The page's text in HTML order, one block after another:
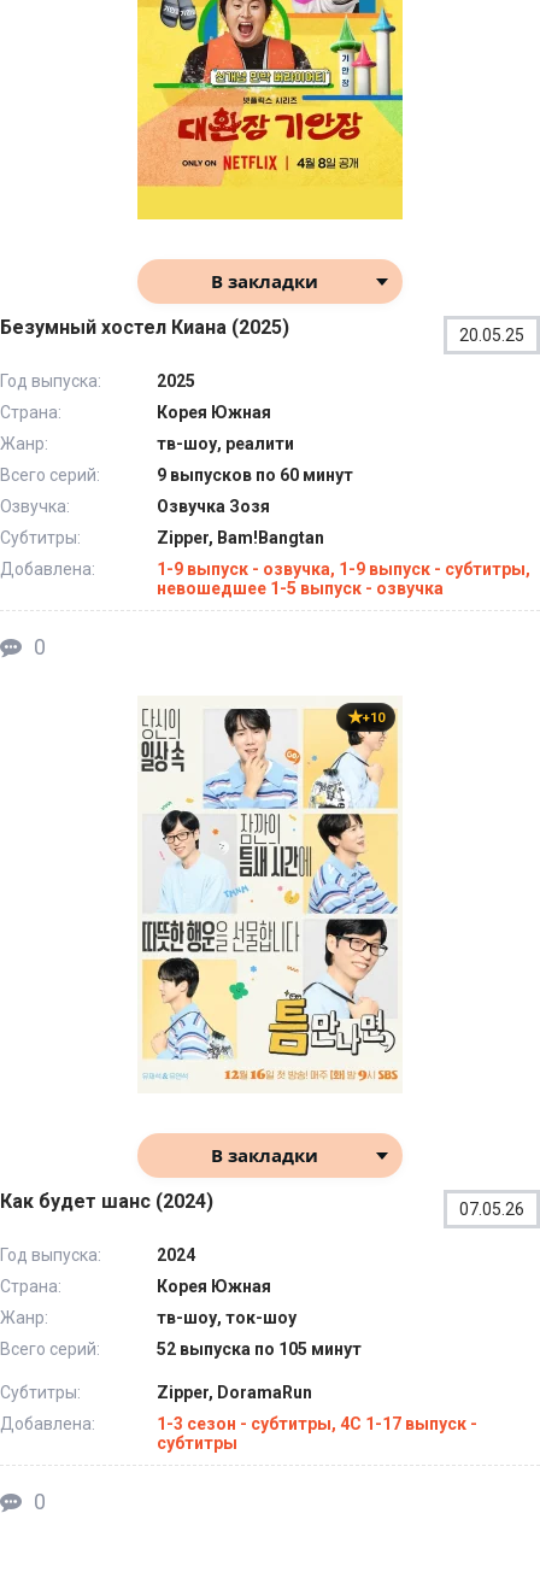
В закладки
Безумный хостел Киана (2025) 20.05.25
Год выпуска:
2025
Страна:
Корея Южная
Жанр:
тв-шоу, реалити
Всего серий:
9 выпусков по 60 минут
Озвучка:
Озвучка Зозя
Субтитры:
Zipper, Bam!Bangtan
Добавлена:
1-9 выпуск - озвучка, 1-9 выпуск - субтитры,
невошедшее 1-5 выпуск - озвучка
0
+10
В закладки
Как будет шанс (2024) 07.05.26
Год выпуска:
2024
Страна:
Корея Южная
Жанр:
тв-шоу, ток-шоу
Всего серий:
52 выпуска по 105 минут
Субтитры:
Zipper, DoramaRun
Добавлена:
1-3 сезон - субтитры, 4С 1-17 выпуск -
субтитры
0